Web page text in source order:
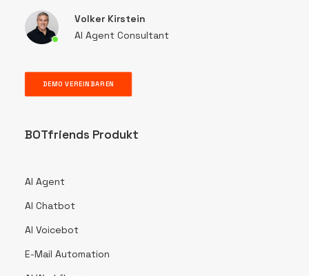
Volker Kirstein
AI Agent Consultant
DEMO VEREINBAREN
BOTfriends Produkt
AI Agent
AI Chatbot
AI Voicebot
E-Mail Automation